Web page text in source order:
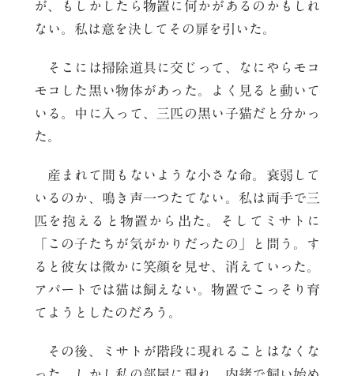
が、もしかしたら物置に何かがあるのかもしれ
ない。私は意を決してその扉を引いた。
そこには掃除道具に交じって、なにやらモコ
モコした黒い物体があった。よく見ると動いて
いる。中に入って、三匹の黒い子猫だと分かっ
た。
産まれて間もないような小さな命。衰弱して
いるのか、鳴き声一つたてない。私は両手で三
匹を抱えると物置から出た。そしてミサトに
「この子たちが気がかりだったの」と問う。す
ると彼女は微かに笑顔を見せ、消えていった。
アパートでは猫は飼えない。物置でこっそり育
てようとしたのだろう。
その後、ミサトが階段に現れることはなくな